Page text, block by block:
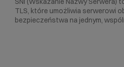
TLS, które umożliwia serwerowi
bezpieczeństwa na jednym,